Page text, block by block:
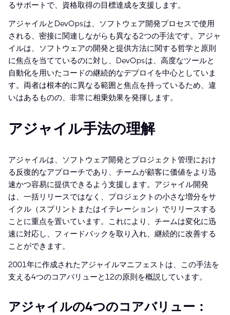
るサポートで、資格取得の目標達成を支援します。
アジャイルとDevOpsは、ソフトウェア開発プロセスで使用
される、密接に関連しながらも異なる2つの手法です。アジャ
イルは、ソフトウェアの開発と提供方法に関する哲学と原則
に焦点を当てているのに対し、DevOpsは、高度なツールと
自動化を用いたコードの継続的なデプロイを中心としていま
す。両者は根本的に異なる範囲と焦点を持っているため、違
いはあるものの、非常に相乗効果を発揮します。
アジャイル手法の理解
アジャイルは、ソフトウェア開発とプロジェクト管理におけ
る反復的なアプローチであり、チームが顧客に価値をより迅
速かつ容易に提供できるよう支援します。アジャイル開発
は、一括リリースではなく、プロジェクトの小さな増分をサ
イクル（スプリントまたはイテレーション）でリリースする
ことに重点を置いています。これにより、チームは変化に迅
速に対応し、フィードバックを取り入れ、継続的に改善する
ことができます。
2001年に作成されたアジャイルマニフェストは、この手法を
支える4つのコアバリューと12の原則を概説しています。
アジャイルの4つのコアバリュー：